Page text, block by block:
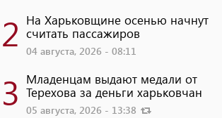
2 На Харьковщине осенью начнут
считать пассажиров
04 августа, 2026 - 08:11
3 Младенцам выдают медали от
Терехова за деньги харьковчан
05 августа, 2026 - 13:38